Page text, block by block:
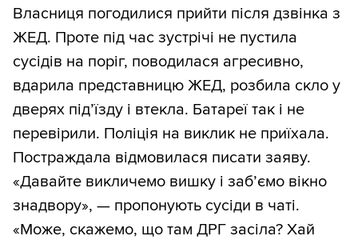
Власниця погодилися прийти після дзвінка з
ЖЕД. Проте під час зустрічі не пустила
сусідів на поріг, поводилася агресивно,
вдарила представницю ЖЕД, розбила скло у
дверях під’їзду і втекла. Батареї так і не
перевірили. Поліція на виклик не приїхала.
Постраждала відмовилася писати заяву.
«Давайте викличемо вишку і заб’ємо вікно
знадвору», — пропонують сусіди в чаті.
«Може, скажемо, що там ДРГ засіла? Хай